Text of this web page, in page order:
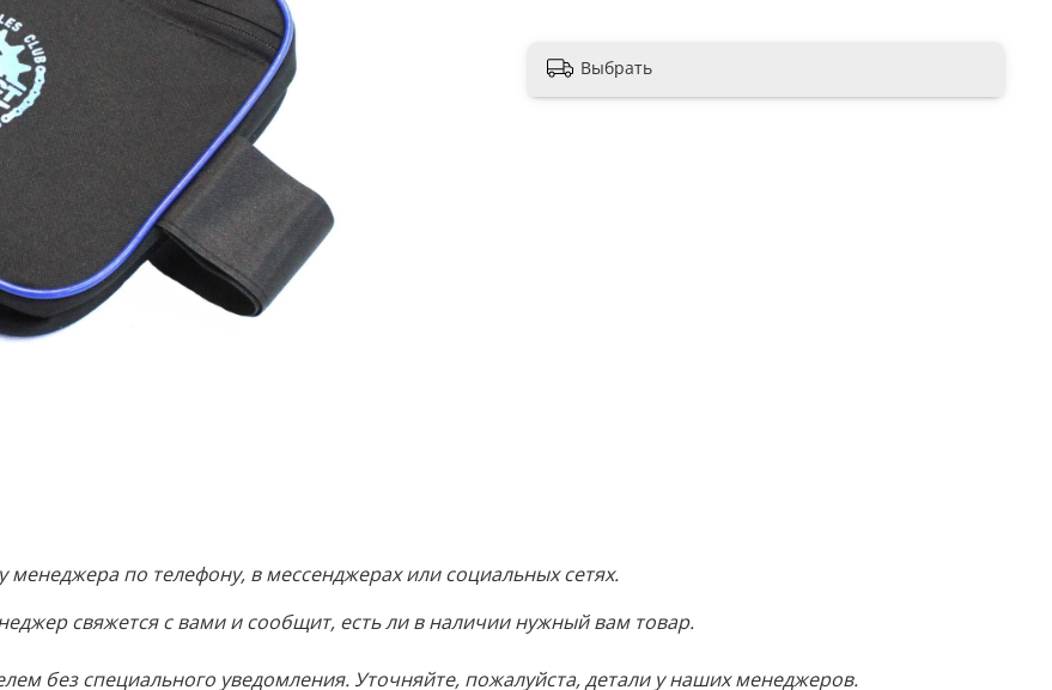
Выбрать
по телефону, в мессенджерах или социальных сетях.
свяжется с вами и сообщит, есть ли в наличии нужный вам товар.
без специального уведомления. Уточняйте, пожалуйста, детали у наших менеджеров.